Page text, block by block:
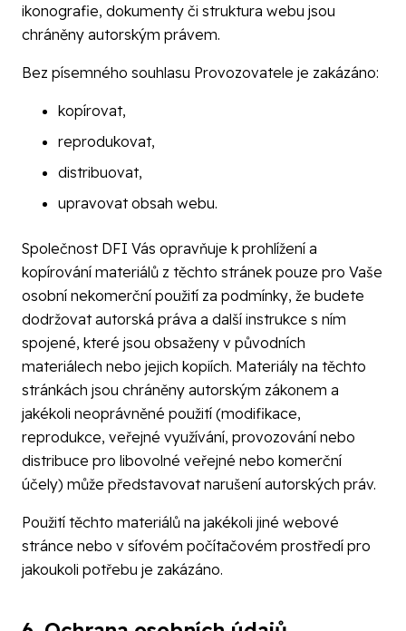
ikonografie, dokumenty či struktura webu jsou
chráněny autorským právem.
Bez písemného souhlasu Provozovatele je zakázáno:
kopírovat,
reprodukovat,
distribuovat,
upravovat obsah webu.
Společnost DFI Vás opravňuje k prohlížení a
kopírování materiálů z těchto stránek pouze pro Vaše
osobní nekomerční použití za podmínky, že budete
dodržovat autorská práva a další instrukce s ním
spojené, které jsou obsaženy v původních
materiálech nebo jejich kopiích. Materiály na těchto
stránkách jsou chráněny autorským zákonem a
jakékoli neoprávněné použití (modifikace,
reprodukce, veřejné využívání, provozování nebo
distribuce pro libovolné veřejné nebo komerční
účely) může představovat narušení autorských práv.
Použití těchto materiálů na jakékoli jiné webové
stránce nebo v síťovém počítačovém prostředí pro
jakoukoli potřebu je zakázáno.